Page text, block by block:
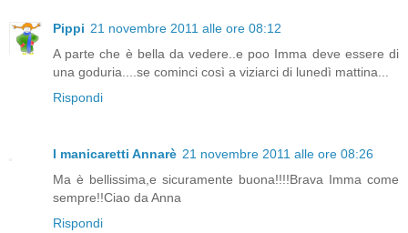
Pippi 21 novembre 2011 alle ore 08:12
A parte che è bella da vedere..e poo Imma deve essere di
una goduria....se cominci così a viziarci di lunedì mattina...
Rispondi
I manicaretti Annarè 21 novembre 2011 alle ore 08:26
Ma è bellissima,e sicuramente buona!!!!Brava Imma come
sempre!!Ciao da Anna
Rispondi